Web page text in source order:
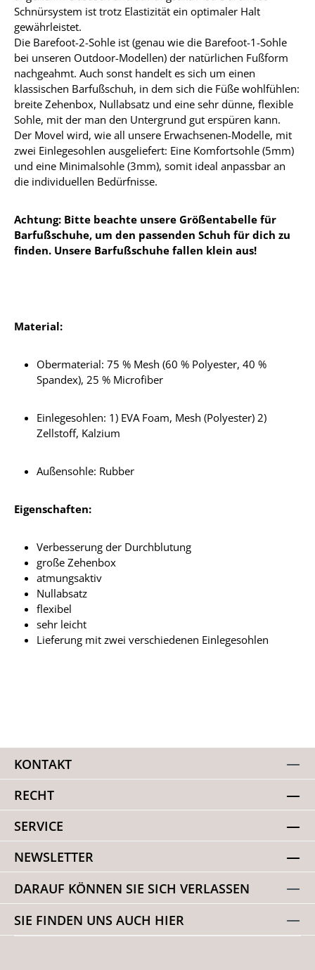
Schnürsystem ist trotz Elastizität ein optimaler Halt
gewährleistet.
Die Barefoot-2-Sohle ist (genau wie die Barefoot-1-Sohle
bei unseren Outdoor-Modellen) der natürlichen Fußform
nachgeahmt. Auch sonst handelt es sich um einen
klassischen Barfußschuh, in dem sich die Füße wohlfühlen:
breite Zehenbox, Nullabsatz und eine sehr dünne, flexible
Sohle, mit der man den Untergrund gut erspüren kann.
Der Movel wird, wie all unsere Erwachsenen-Modelle, mit
zwei Einlegesohlen ausgeliefert: Eine Komfortsohle (5mm)
und eine Minimalsohle (3mm), somit ideal anpassbar an
die individuellen Bedürfnisse.
Achtung: Bitte beachte unsere Größentabelle für
Barfußschuhe, um den passenden Schuh für dich zu
finden. Unsere Barfußschuhe fallen klein aus!
Material:
Obermaterial: 75 % Mesh (60 % Polyester, 40 %
Spandex), 25 % Microfiber
Einlegesohlen: 1) EVA Foam, Mesh (Polyester) 2)
Zellstoff, Kalzium
Außensohle: Rubber
Eigenschaften:
Verbesserung der Durchblutung
große Zehenbox
atmungsaktiv
Nullabsatz
flexibel
sehr leicht
Lieferung mit zwei verschiedenen Einlegesohlen
KONTAKT
RECHT
SERVICE
NEWSLETTER
DARAUF KÖNNEN SIE SICH VERLASSEN
SIE FINDEN UNS AUCH HIER